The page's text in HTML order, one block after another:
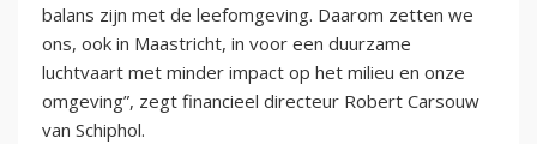
balans zijn met de leefomgeving. Daarom zetten we
ons, ook in Maastricht, in voor een duurzame
luchtvaart met minder impact op het milieu en onze
omgeving”, zegt financieel directeur Robert Carsouw
van Schiphol.